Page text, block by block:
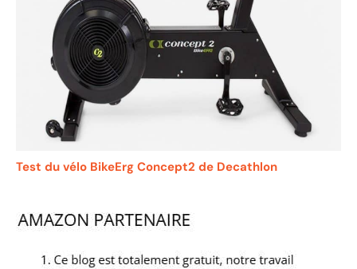
Test du vélo BikeErg Concept2 de Decathlon